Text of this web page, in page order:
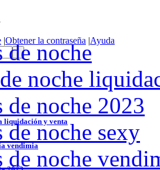
|Obtener la contraseña |Ayuda
liquidación y venta
vendimia
de noche
noche
de noche 2023
de noche sexy
de noche